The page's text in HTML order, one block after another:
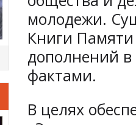
молодежи.
Книги
дополнений
фактами.
В целях